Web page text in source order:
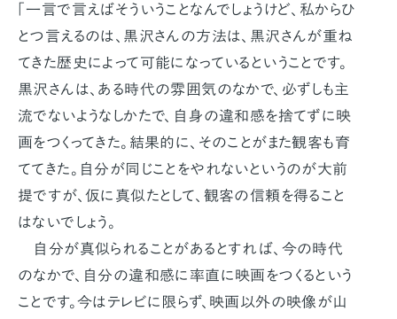
「一言で言えばそういうことなんでしょうけど、私からひ
とつ言えるのは、黒沢さんの方法は、黒沢さんが重ね
てきた歴史によって可能になっているということです。
黒沢さんは、ある時代の雰囲気のなかで、必ずしも主
流でないようなしかたで、自身の違和感を捨てずに映
画をつくってきた。結果的に、そのことがまた観客も育
ててきた。自分が同じことをやれないというのが大前
提ですが、仮に真似たとして、観客の信頼を得ること
はないでしょう。
自分が真似られることがあるとすれば、今の時代
のなかで、自分の違和感に率直に映画をつくるという
ことです。今はテレビに限らず、映画以外の映像が山